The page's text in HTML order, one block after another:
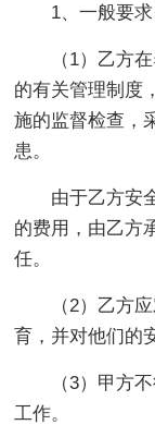
1、一般要求
（1）乙方
的有关管理制度
施的监督检查，
患。
由于乙方安
的费用，由乙方
任。
（2）乙方
育，并对他们的
（3）甲方
工作。